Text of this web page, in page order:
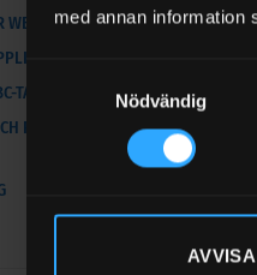
med annan information
Nödvändig
AVVISA
WESTERN GLOBAL
TANK
RESERVDELAR